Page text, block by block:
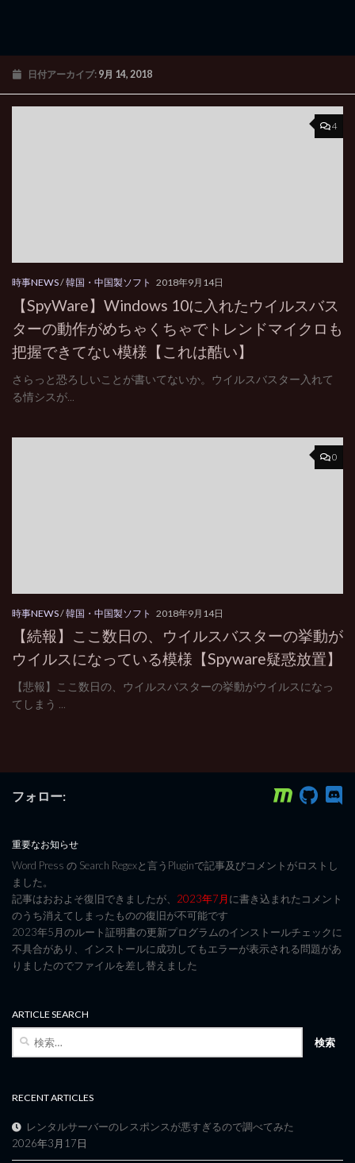
日付アーカイブ: 9月 14, 2018
4
時事NEWS/韓国・中国製ソフト 2018年9月14日
【SpyWare】Windows 10に入れたウイルスバス
ターの動作がめちゃくちゃでトレンドマイクロも
把握できてない模様【これは酷い】
さらっと恐ろしいことが書いてないか。ウイルスバスター入れて
る情シスが...
0
時事NEWS/韓国・中国製ソフト 2018年9月14日
【続報】ここ数日の、ウイルスバスターの挙動が
ウイルスになっている模様【Spyware疑惑放置】
【悲報】ここ数日の、ウイルスバスターの挙動がウイルスになっ
てしまう ...
フォロー:
重要なお知らせ
Word Press の Search Regexと言うPluginで記事及びコメントがロストし
ました。
記事はおおよそ復旧できましたが、 2023年7月に書き込まれたコメント
のうち消えてしまったものの復旧が不可能です
2023年5月のルート証明書の更新プログラムのインストールチェックに
不具合があり、インストールに成功してもエラーが表示される問題があ
りましたのでファイルを差し替えました
ARTICLE SEARCH
検
RECENT ARTICLES
レンタルサーバーのレスポンスが悪すぎるので調べてみた
2026年3月17日